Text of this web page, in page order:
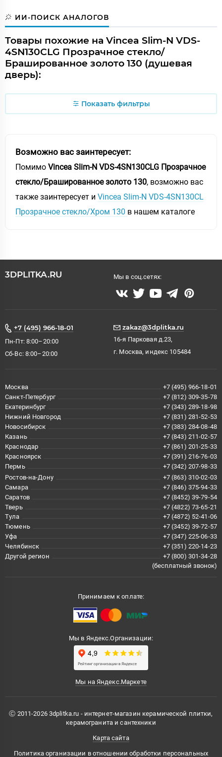
ИИ-ПОИСК АНАЛОГОВ
Товары похожие на Vincea Slim-N VDS-
4SN130CLG Прозрачное стекло/
Брашированное золото 130 (душевая
дверь):
Показать фильтры
Возможно вас заинтересует:
Помимо Vincea Slim-N VDS-4SN130CLG Прозрачное
стекло/Брашированное золото 130, возможно вас
также заинтересует и Vincea Slim-N VDS-4SN130CL
Прозрачное стекло/Хром 130 в нашем каталоге
3DPLITKA.RU Мы в соц.сетях:
+7 (495) 966-18-01
Пн-Пт: 8:00–20:00
Сб-Вс: 8:00–20:00
zakaz@3dplitka.ru
16-я Парковая д.23,
г. Москва, индекс 105484
Москва
+7 (495) 966-18-01
Санкт-Петербург
+7 (812) 309-35-78
Екатеринбург
+7 (343) 289-18-98
Нижний Новгород
+7 (831) 281-52-53
Новосибирск
+7 (383) 284-08-48
Казань
+7 (843) 211-02-57
Краснодар
+7 (861) 201-25-33
Красноярск
+7 (391) 216-76-03
Пермь
+7 (342) 207-98-33
Ростов-на-Дону
+7 (863) 310-02-03
Самара
+7 (846) 375-94-33
Саратов
+7 (8452) 39-79-54
Тверь
+7 (4822) 73-65-21
Тула
+7 (4872) 52-41-06
Тюмень
+7 (3452) 39-72-57
Уфа
+7 (347) 225-06-33
Челябинск
+7 (351) 220-14-23
Другой регион
+7 (800) 301-34-28
(бесплатный звонок)
Принимаем к оплате:
Мы в Яндекс.Организации:
Мы на Яндекс.Маркете
Ⓒ 2011-2026 3dplitka.ru - интернет-магазин керамической плитки,
керамогранита и сантехники
Карта сайта
Политика организации в отношении обработки персональных